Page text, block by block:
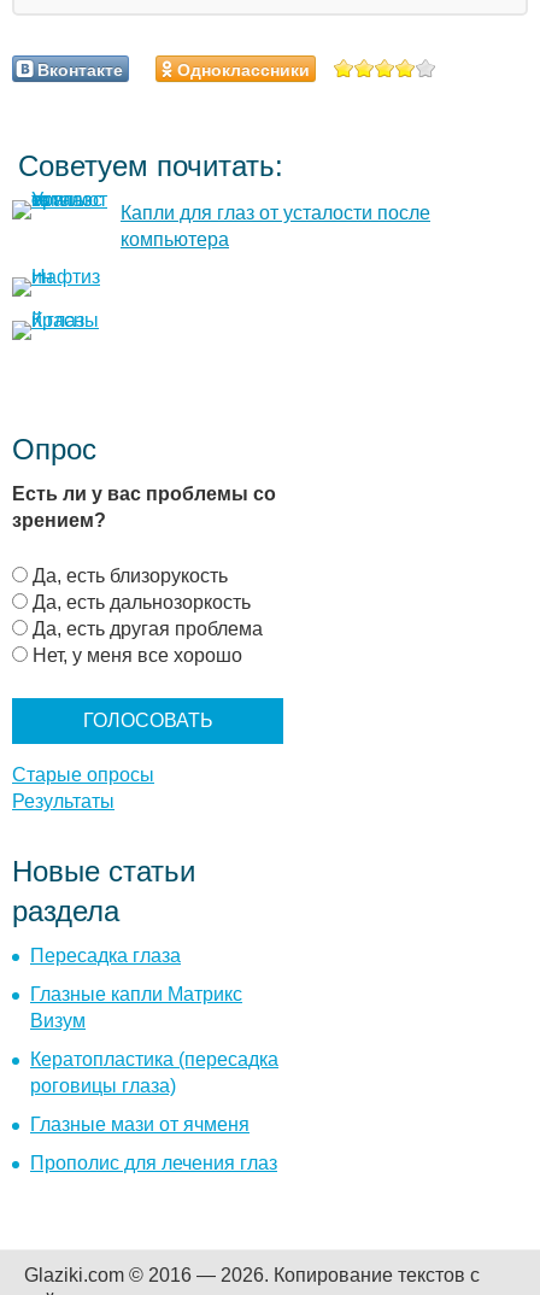
Вконтакте Одноклассники
Советуем почитать:
Капли для глаз от усталости после
компьютера
Опрос
Есть ли у вас проблемы со
зрением?
В
а
р
и
Да, есть близорукость
Да, есть дальнозоркость
Да, есть другая проблема
Нет, у меня все хорошо
Старые опросы
Результаты
Новые статьи
раздела
Пересадка глаза
Глазные капли Матрикс
Визум
Кератопластика (пересадка
роговицы глаза)
Глазные мази от ячменя
Прополис для лечения глаз
Glaziki.com © 2016 — 2026. Копирование текстов с